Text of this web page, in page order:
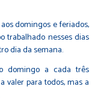
domingos e feriados,
trabalhado nesses dias
dia da semana.
domingo a cada três
valer para todos, mas a